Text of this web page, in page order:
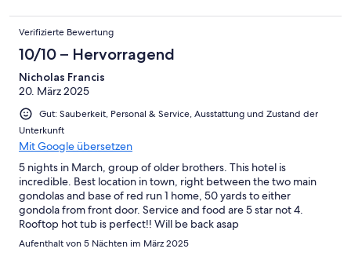
Verifizierte Bewertung
10/10 – Hervorragend
Nicholas Francis
20. März 2025
Gut: Sauberkeit, Personal & Service, Ausstattung und Zustand der
Unterkunft
Mit Google übersetzen
5 nights in March, group of older brothers. This hotel is
incredible. Best location in town, right between the two main
gondolas and base of red run 1 home, 50 yards to either
gondola from front door. Service and food are 5 star not 4.
Rooftop hot tub is perfect!! Will be back asap
Aufenthalt von 5 Nächten im März 2025